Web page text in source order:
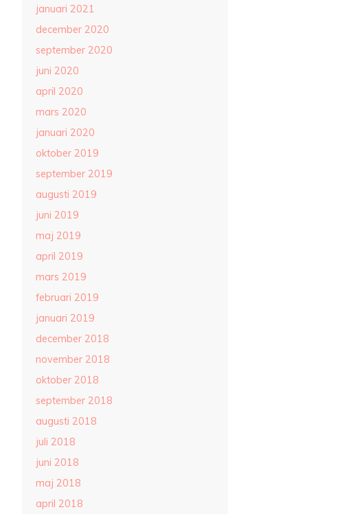
januari 2021
december 2020
september 2020
juni 2020
april 2020
mars 2020
januari 2020
oktober 2019
september 2019
augusti 2019
juni 2019
maj 2019
april 2019
mars 2019
februari 2019
januari 2019
december 2018
november 2018
oktober 2018
september 2018
augusti 2018
juli 2018
juni 2018
maj 2018
april 2018